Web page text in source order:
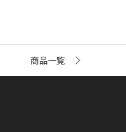
商品一覧